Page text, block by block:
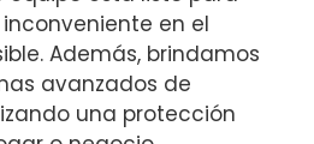
en el
Además, brindamos
avanzados de
una protección